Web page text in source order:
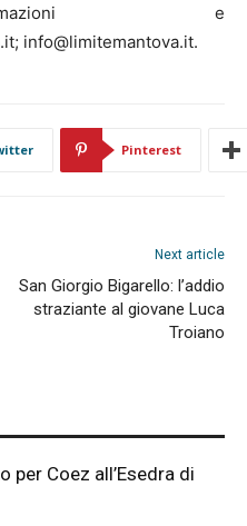
e
info@limitemantova.it.
Pinterest
Next article
San Giorgio Bigarello: l’addio
straziante al giovane Luca
Troiano
per Coez all’Esedra di